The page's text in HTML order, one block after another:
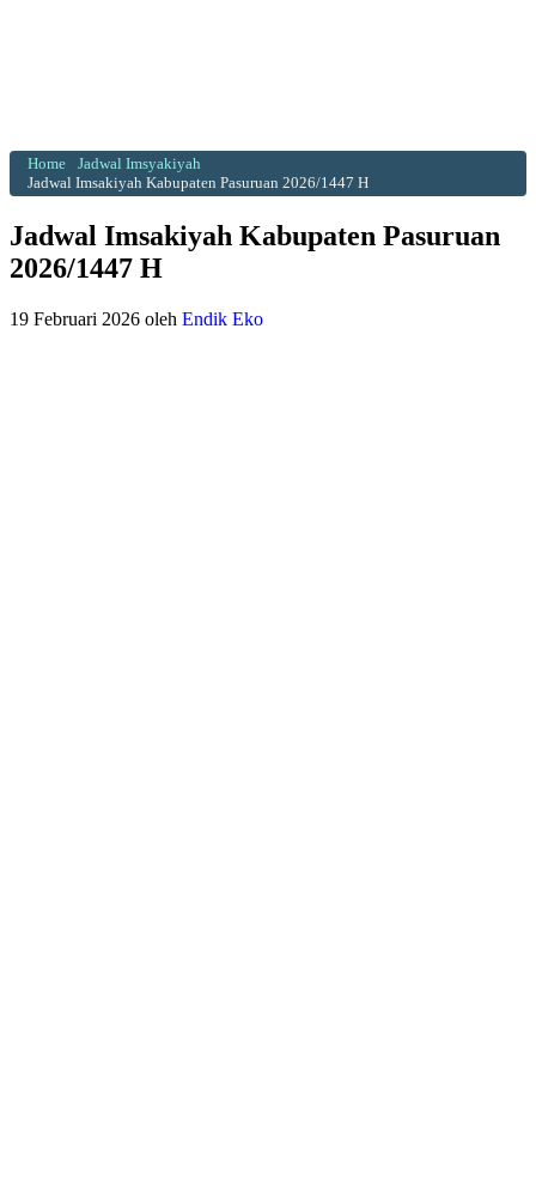
Home
Jadwal Imsyakiyah
Jadwal Imsakiyah Kabupaten Pasuruan 2026/1447 H
Jadwal Imsakiyah Kabupaten Pasuruan
2026/1447 H
19 Februari 2026 oleh Endik Eko